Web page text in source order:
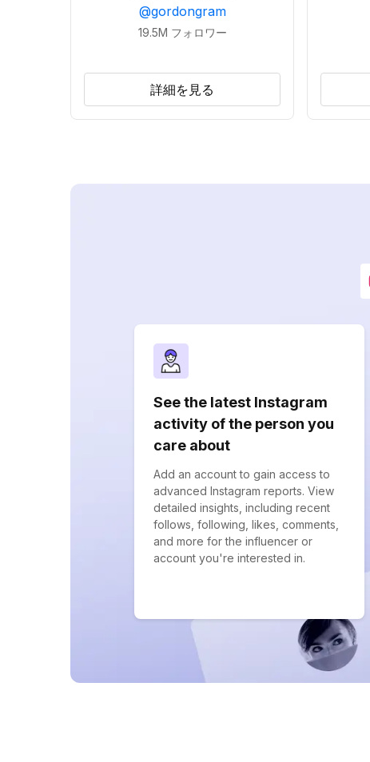
@gordongram
19.5M フォロワー
詳細を見る
See the latest Instagram
activity of the person you
care about
Add an account to gain access to
advanced Instagram reports. View
detailed insights, including recent
follows, following, likes, comments,
and more for the influencer or
account you're interested in.